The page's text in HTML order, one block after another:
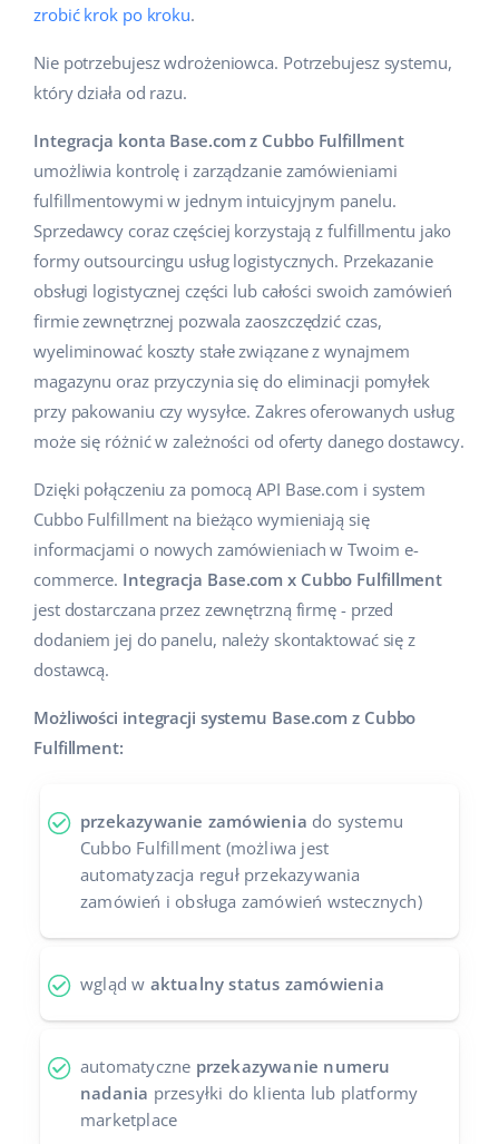
zrobić krok po kroku.
Nie potrzebujesz wdrożeniowca. Potrzebujesz systemu,
który działa od razu.
Integracja konta Base.com z Cubbo Fulfillment
umożliwia kontrolę i zarządzanie zamówieniami
fulfillmentowymi w jednym intuicyjnym panelu.
Sprzedawcy coraz częściej korzystają z fulfillmentu jako
formy outsourcingu usług logistycznych. Przekazanie
obsługi logistycznej części lub całości swoich zamówień
firmie zewnętrznej pozwala zaoszczędzić czas,
wyeliminować koszty stałe związane z wynajmem
magazynu oraz przyczynia się do eliminacji pomyłek
przy pakowaniu czy wysyłce. Zakres oferowanych usług
może się różnić w zależności od oferty danego dostawcy.
Dzięki połączeniu za pomocą API Base.com i system
Cubbo Fulfillment na bieżąco wymieniają się
informacjami o nowych zamówieniach w Twoim e-
commerce. Integracja Base.com x Cubbo Fulfillment
jest dostarczana przez zewnętrzną firmę - przed
dodaniem jej do panelu, należy skontaktować się z
dostawcą.
Możliwości integracji systemu Base.com z Cubbo
Fulfillment:
przekazywanie zamówienia do systemu
Cubbo Fulfillment (możliwa jest
automatyzacja reguł przekazywania
zamówień i obsługa zamówień wstecznych)
wgląd w aktualny status zamówienia
automatyczne przekazywanie numeru
nadania przesyłki do klienta lub platformy
marketplace